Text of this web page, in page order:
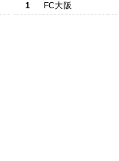
1
FC大阪